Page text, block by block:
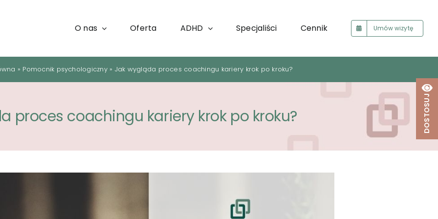
O nas Oferta ADHD Specjaliści Cennik Umów wizytę
» Pomocnik psychologiczny» Jak wygląda proces coachingu kariery krok po kroku?
proces coachingu kariery krok po kroku? DOSTOSUJ